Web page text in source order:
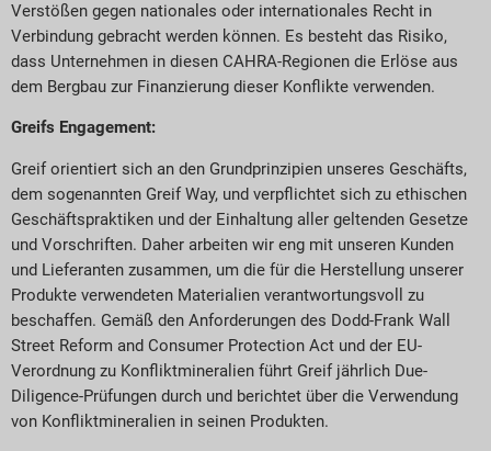
Verstößen gegen nationales oder internationales Recht in
Verbindung gebracht werden können. Es besteht das Risiko,
dass Unternehmen in diesen CAHRA-Regionen die Erlöse aus
dem Bergbau zur Finanzierung dieser Konflikte verwenden.
Greifs Engagement:
Greif orientiert sich an den Grundprinzipien unseres Geschäfts,
dem sogenannten Greif Way, und verpflichtet sich zu ethischen
Geschäftspraktiken und der Einhaltung aller geltenden Gesetze
und Vorschriften. Daher arbeiten wir eng mit unseren Kunden
und Lieferanten zusammen, um die für die Herstellung unserer
Produkte verwendeten Materialien verantwortungsvoll zu
beschaffen. Gemäß den Anforderungen des Dodd-Frank Wall
Street Reform and Consumer Protection Act und der EU-
Verordnung zu Konfliktmineralien führt Greif jährlich Due-
Diligence-Prüfungen durch und berichtet über die Verwendung
von Konfliktmineralien in seinen Produkten.